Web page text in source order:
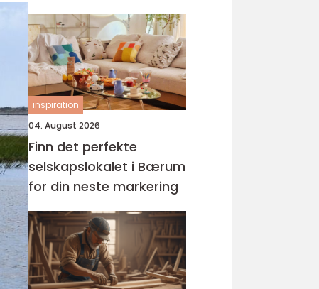
inspiration
04. August 2026
Finn det perfekte
selskapslokalet i Bærum
for din neste markering